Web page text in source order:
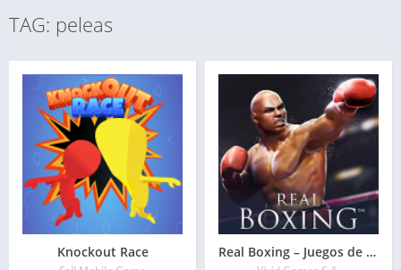
TAG: peleas
Knockout Race Real Boxing – Juegos de Boxeo